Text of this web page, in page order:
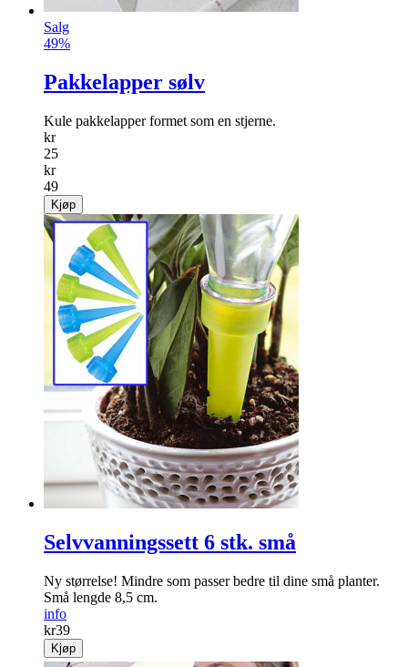
Salg
49%
Pakkelapper sølv
Kule pakkelapper formet som en stjerne.
kr
25
kr
49
Kjøp
Selvvanningssett 6 stk. små
Ny størrelse! Mindre som passer bedre til dine små planter.
Små lengde 8,5 cm.
info
kr39
Kjøp